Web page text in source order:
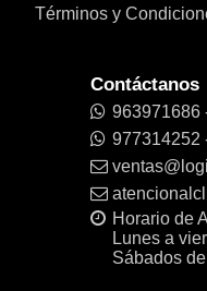
Términos y
Contáctanos
963971686
977314252
Horario de
Lunes a
Sábados